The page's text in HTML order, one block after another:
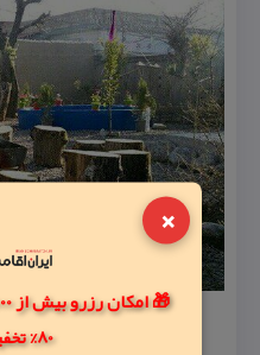
×
80% تخفیف واقعی